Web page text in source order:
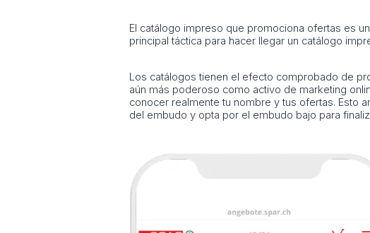
El catálogo impreso que promociona ofertas es
principal táctica para hacer llegar un catálogo
Los catálogos tienen el efecto comprobado de
aún más poderoso como activo de marketing
conocer realmente tu nombre y tus ofertas. Esto
del embudo y opta por el embudo bajo para